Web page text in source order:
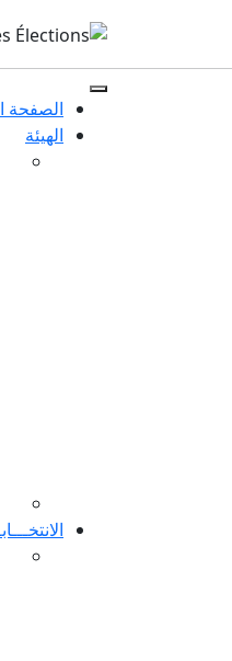
الصفحة
الهيئة